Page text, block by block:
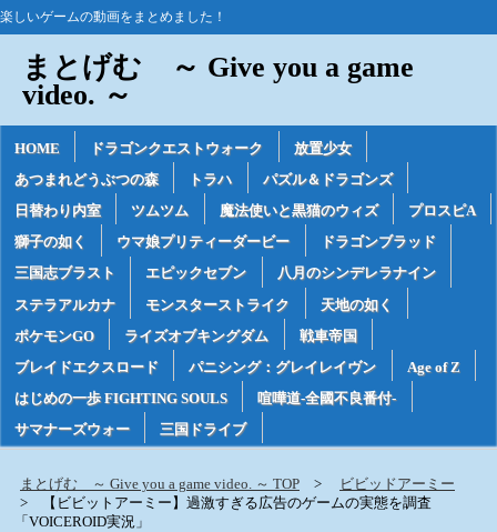
楽しいゲームの動画をまとめました！
まとげむ ～ Give you a game
video. ～
HOME ドラゴンクエストウォーク
放置少女
あつまれどうぶつの森
トラハ
パズル＆ドラゴンズ
日替わり内室
ツムツム 魔法使いと黒猫のウィズ
プロスピA
獅子の如く
ウマ娘プリティーダービー
ドラゴンブラッド
三国志ブラスト
エピックセブン
八月のシンデレラナイン
ステラアルカナ
モンスターストライク
天地の如く
ポケモンGO
ライズオブキングダム
戦車帝国
ブレイドエクスロード
パニシング：グレイレイヴン
Age of Z
はじめの一歩 FIGHTING SOULS
喧嘩道-全國不良番付-
サマナーズウォー
三国ドライブ
まとげむ ～ Give you a game video. ～ TOP
ビビッドアーミー
【ビビットアーミー】過激すぎる広告のゲームの実態を調査
「VOICEROID実況」